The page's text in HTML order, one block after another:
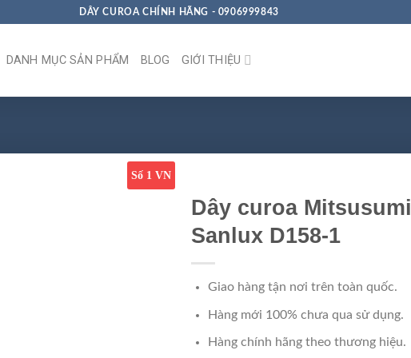
DÂY CUROA CHÍNH HÃNG - 0906999843
DANH MỤC SẢN PHẨM BLOG GIỚI THIỆU
Số 1 VN
Dây curoa Mitsusumi
Sanlux D158-1
Giao hàng tận nơi trên toàn quốc.
Hàng mới 100% chưa qua sử dụng.
Hàng chính hãng theo thương hiệu.